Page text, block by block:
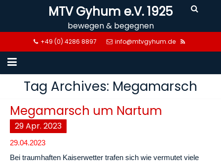
MTV Gyhum e.V. 1925
bewegen & begegnen
+49 (0) 4286 8897 info@mtvgyhum.de
Tag Archives: Megamarsch
Megamarsch um Nartum
29Apr.2023
29.04.2023
Bei traumhaften Kaiserwetter trafen sich wie vermutet viele